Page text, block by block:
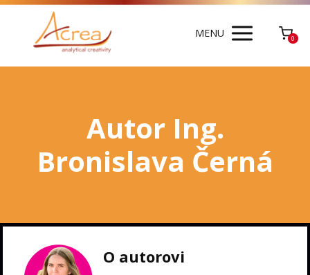
MENU 0
Autor Ing.
Bronislava Černá
O autorovi